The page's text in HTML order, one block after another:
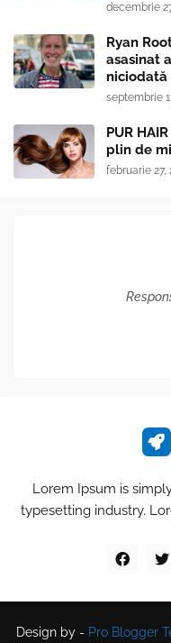
decembrie
Ryan
asasinat
niciodată
septembrie
PUR
plin de
februarie 27,
Lorem Ipsum is
typesetting industry.
Design by - Pro Blogger